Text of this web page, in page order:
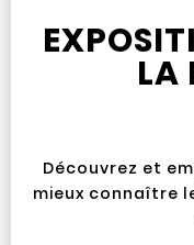
LA
Découvrez et
mieux connaître